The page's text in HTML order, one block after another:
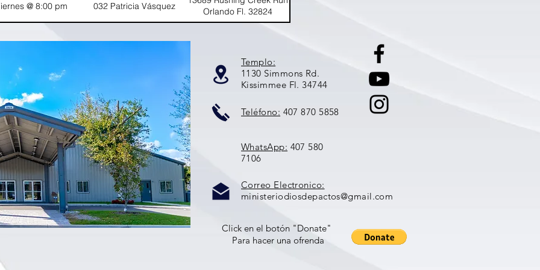
@ 8:00 pm 032 Patricia Vásquez
Orlando Fl. 32824
Templo:
1130 Simmons Rd.
Kissimmee Fl. 34744
Teléfono: 407 870 5858
WhatsApp: 407 580
7106
Correo Electronico:
ministeriodiosdepactos@gmail.com
Click en el botón "Donate"
Para hacer una ofrenda